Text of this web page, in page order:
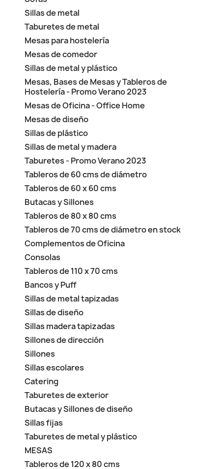
Sillas de metal
Taburetes de metal
Mesas para hostelería
Mesas de comedor
Sillas de metal y plástico
Mesas, Bases de Mesas y Tableros de
Hostelería - Promo Verano 2023
Mesas de Oficina - Office Home
Mesas de diseño
Sillas de plástico
Sillas de metal y madera
Taburetes - Promo Verano 2023
Tableros de 60 cms de diámetro
Tableros de 60 x 60 cms
Butacas y Sillones
Tableros de 80 x 80 cms
Tableros de 70 cms de diámetro en stock
Complementos de Oficina
Consolas
Tableros de 110 x 70 cms
Bancos y Puff
Sillas de metal tapizadas
Sillas de diseño
Sillas madera tapizadas
Sillones de dirección
Sillones
Sillas escolares
Catering
Taburetes de exterior
Butacas y Sillones de diseño
Sillas fijas
Taburetes de metal y plástico
MESAS
Tableros de 120 x 80 cms